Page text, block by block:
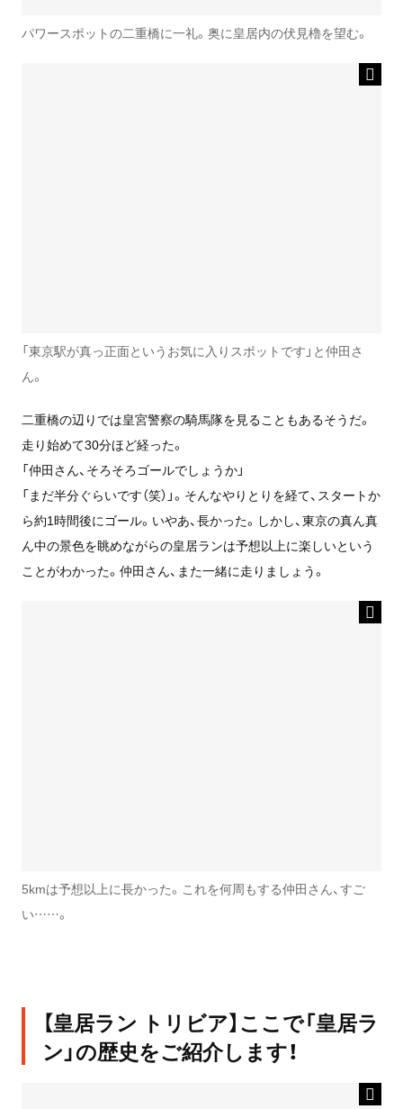
パワースポットの二重橋に一礼。奥に皇居内の伏見櫓を望む。
「東京駅が真っ正面というお気に入りスポットです」と仲田さ
ん。
二重橋の辺りでは皇宮警察の騎馬隊を見ることもあるそうだ。
走り始めて30分ほど経った。
「仲田さん、そろそろゴールでしょうか」
「まだ半分ぐらいです（笑）」。そんなやりとりを経て、スタートか
ら約1時間後にゴール。いやあ、長かった。しかし、東京の真ん真
ん中の景色を眺めながらの皇居ランは予想以上に楽しいという
ことがわかった。仲田さん、また一緒に走りましょう。
5kmは予想以上に長かった。これを何周もする仲田さん、すご
い……。
【皇居ラン トリビア】ここで「皇居ラ
ン」の歴史をご紹介します！